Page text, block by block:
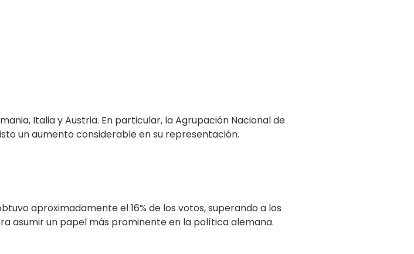
Italia y Austria. En particular, la Agrupación Nacional de
un aumento considerable en su representación.
aproximadamente el 16% de los votos, superando a los
asumir un papel más prominente en la política alemana.